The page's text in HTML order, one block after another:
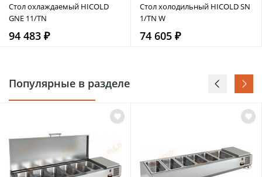
Стол охлаждаемый HICOLD
GNE 11/TN
94 483 ₽
Стол холодильный HICOLD SN
1/TN W
74 605 ₽
Популярные в разделе